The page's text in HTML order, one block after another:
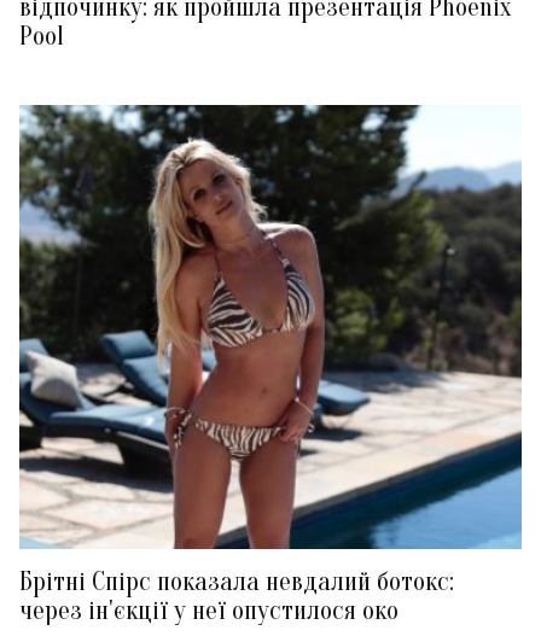
відпочинку: як пройшла презентація Phoenix
Pool
Брітні Спірс показала невдалий ботокс:
через ін'єкції у неї опустилося око